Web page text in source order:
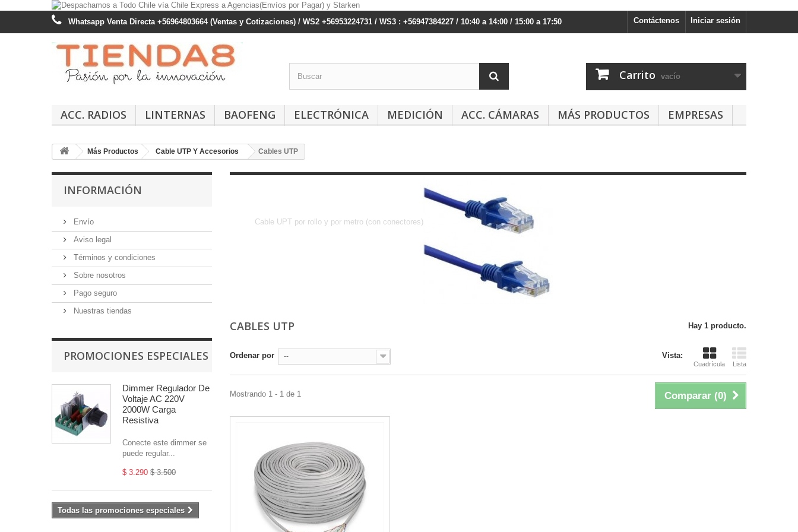
Iniciar sesión
Contáctenos
Whatsapp Venta Directa +56964803664 (Ventas y Cotizaciones) / WS2 +56953224731 / WS3 : +56947384227 / 10:40 a 14:00 / 15:00 a 17:50
Carrito vacío
ACC. RADIOS LINTERNAS BAOFENG ELECTRÓNICA MEDICIÓN ACC. CÁMARAS MÁS PRODUCTOS EMPRESAS
Más Productos Cable UTP Y Accesorios Cables UTP
INFORMACIÓN
Envío
Aviso legal
Términos y condiciones
Sobre nosotros
Pago seguro
Nuestras tiendas
PROMOCIONES ESPECIALES
Dimmer Regulador De
Voltaje AC 220V
2000W Carga
Resistiva
Conecte este dimmer se
puede regular...
$ 3.290 $ 3.500
Todas las promociones especiales
Cable UPT por rollo y por metro (con conectores)
CABLES UTP Hay 1 producto.
Vista:
Cuadrícula Lista
Ordenar por --
Comparar (0)
Mostrando 1 - 1 de 1